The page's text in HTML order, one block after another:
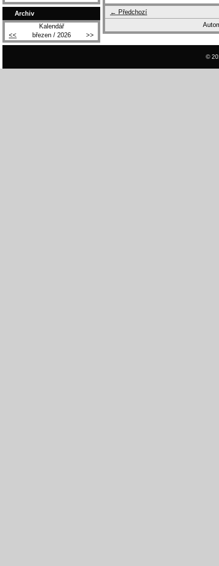
← Předchozí
Archiv
Kalendář
<<
březen / 2026 >>
©